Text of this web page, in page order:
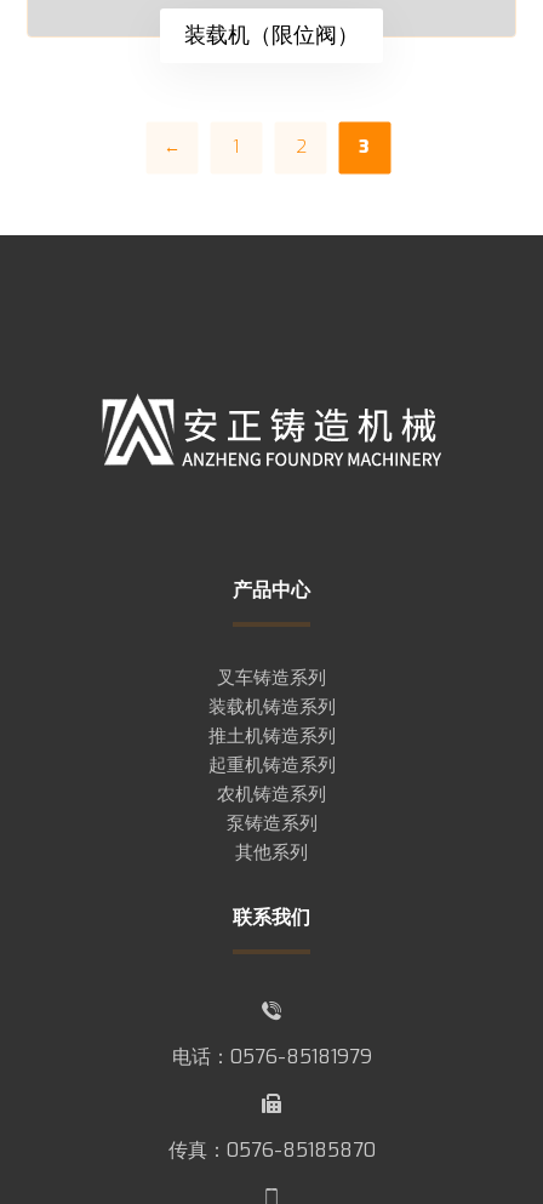
装载机（限位阀）
← 1 2 3
产品中心
叉车铸造系列
装载机铸造系列
推土机铸造系列
起重机铸造系列
农机铸造系列
泵铸造系列
其他系列
联系我们
电话：0576-85181979
传真：0576-85185870